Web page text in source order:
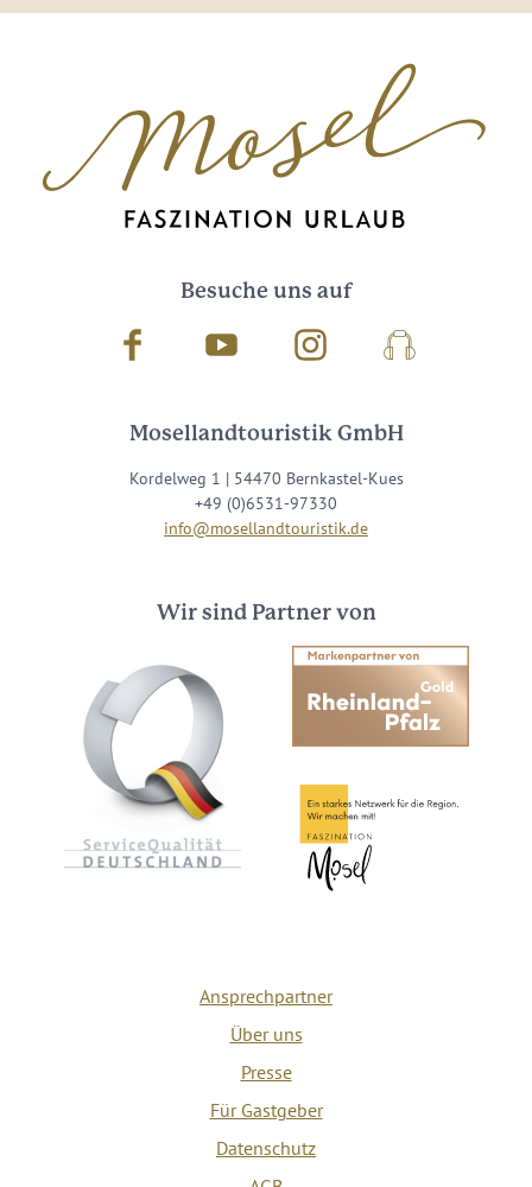
Besuche uns auf
Facebook Youtube InstagramPodcast
Mosellandtouristik GmbH
Kordelweg 1 | 54470 Bernkastel-Kues
+49 (0)6531-97330
info@mosellandtouristik.de
Wir sind Partner von
Ansprechpartner
Über uns
Presse
Für Gastgeber
Datenschutz